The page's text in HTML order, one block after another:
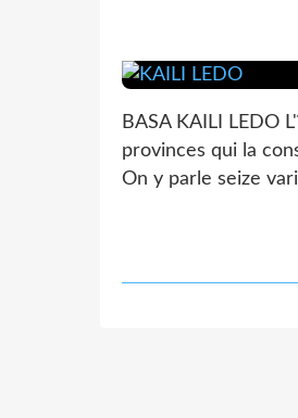
BASA KAILI LEDO
provinces qui la
On y parle seize